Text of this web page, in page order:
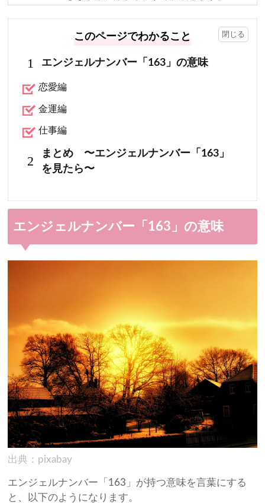
このページでわかること
1 エンジェルナンバー「163」の意味
恋愛編
金運編
仕事編
2
まとめ 〜エンジェルナンバー「163」
を見たら〜
エンジェルナンバー「163」の意味
出典：pixabay
エンジェルナンバー「163」が持つ意味を言葉にする
と、以下のようになります。